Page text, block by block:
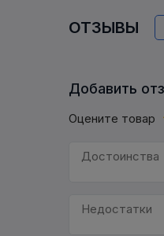
ОТЗЫВЫ
Добавить
Оцените товар